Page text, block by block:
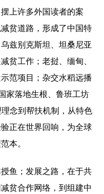
上许多外国读者的案
贫道路，形成了中国特
兹别克斯坦、坦桑尼亚
贫工作；老挝、缅甸、
范项目；杂交水稻远播
家落地生根、鲁班工坊
念到帮扶机制，从特色
正在世界回响，为全球
本。
鱼；发展之路，在于共
贫合作网络，到组建中